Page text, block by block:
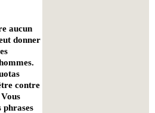
aucun
donner
contre
phrases